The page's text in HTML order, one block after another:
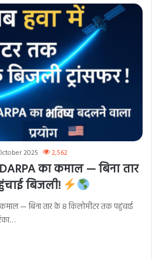
2025 2,562
का कमाल — बिना तार
बिजली!
— बिना तार के 8 किलोमीटर तक पहुंचाई